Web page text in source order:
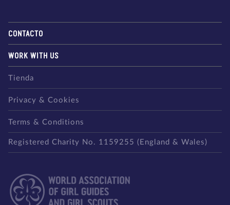
CONTACTO
WORK WITH US
Tienda
Privacy & Cookies
Terms & Conditions
Registered Charity No. 1159255 (England & Wales)